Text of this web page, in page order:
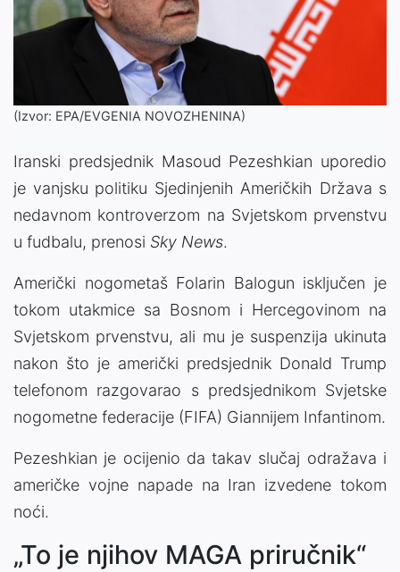
(Izvor: EPA/EVGENIA NOVOZHENINA)
Iranski predsjednik Masoud Pezeshkian uporedio
je vanjsku politiku Sjedinjenih Američkih Država s
nedavnom kontroverzom na Svjetskom prvenstvu
u fudbalu, prenosi Sky News.
Američki nogometaš Folarin Balogun isključen je
tokom utakmice sa Bosnom i Hercegovinom na
Svjetskom prvenstvu, ali mu je suspenzija ukinuta
nakon što je američki predsjednik Donald Trump
telefonom razgovarao s predsjednikom Svjetske
nogometne federacije (FIFA) Giannijem Infantinom.
Pezeshkian je ocijenio da takav slučaj odražava i
američke vojne napade na Iran izvedene tokom
noći.
„To je njihov MAGA priručnik“